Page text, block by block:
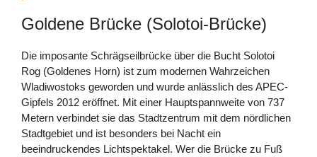
Goldene Brücke (Solotoi-Brücke)
Die imposante Schrägseilbrücke über die Bucht Solotoi
Rog (Goldenes Horn) ist zum modernen Wahrzeichen
Wladiwostoks geworden und wurde anlässlich des APEC-
Gipfels 2012 eröffnet. Mit einer Hauptspannweite von 737
Metern verbindet sie das Stadtzentrum mit dem nördlichen
Stadtgebiet und ist besonders bei Nacht ein
beeindruckendes Lichtspektakel. Wer die Brücke zu Fuß